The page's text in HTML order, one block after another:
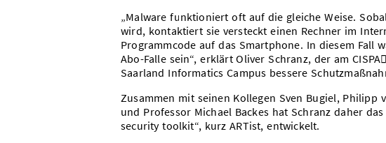
„Malware funktioniert oft auf die gleiche Weise.
wird, kontaktiert sie versteckt einen Rechner im
Programmcode auf das Smartphone. In diesem Fall
Abo-Falle sein“, erklärt Oliver Schranz, der am
Saarland Informatics Campus bessere
Zusammen mit seinen Kollegen Sven Bugiel, Philipp
und Professor Michael Backes hat Schranz daher
security toolkit“, kurz ARTist, entwickelt.